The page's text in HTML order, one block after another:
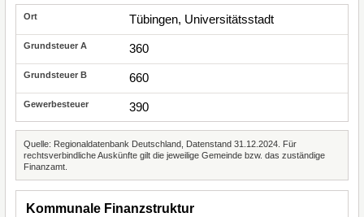
Tübingen, Universitätsstadt
360
660
390
Quelle: Regionaldatenbank Deutschland, Datenstand 31.12.2024. Für
rechtsverbindliche Auskünfte gilt die jeweilige Gemeinde bzw. das zuständige
Finanzamt.
Kommunale Finanzstruktur